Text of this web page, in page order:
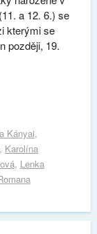
a 12. 6.) se
kterými se
později, 19.
Kányai,
Karolína
, Lenka